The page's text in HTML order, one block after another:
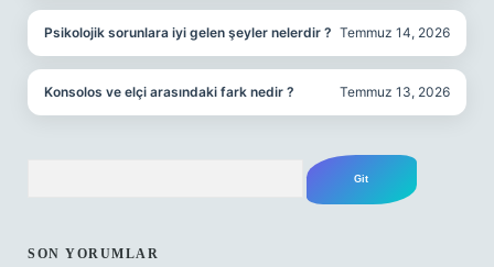
Psikolojik sorunlara iyi gelen şeyler nelerdir ? Temmuz 14, 2026
Konsolos ve elçi arasındaki fark nedir ? Temmuz 13, 2026
SON YORUMLAR